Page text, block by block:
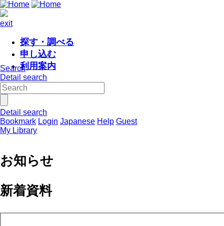
exit
探す・調べる
申し込む
利用案内
Search
Detail search
Detail search
Bookmark Login Japanese Help Guest
My Library
お知らせ
新着資料